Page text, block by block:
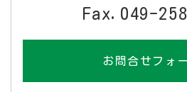
Fax.049-
お問合せフォ